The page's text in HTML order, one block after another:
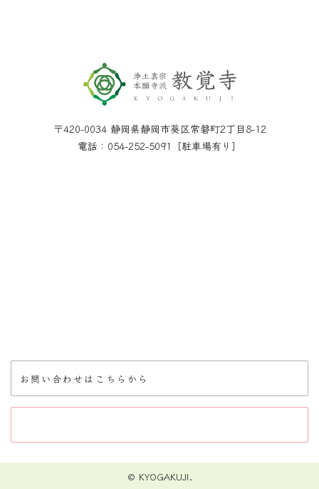
〒420-0034 静岡県静岡市葵区常磐町2丁目8-12
電話：054-252-5091［駐車場有り］
お問い合わせはこちらから
© KYOGAKUJI.